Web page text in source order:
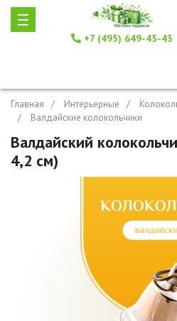
+7 (495) 649-45-43
Главная Интерьерные
Валдайские колокольчики
Валдайский
4,2 см)